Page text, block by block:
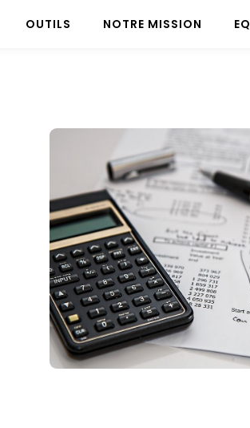
OUTILS NOTRE MISSION